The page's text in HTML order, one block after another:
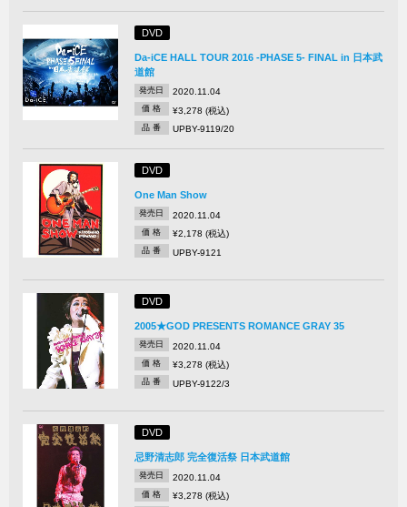
DVD
Da-iCE HALL TOUR 2016 -PHASE 5- FINAL in 日本武
道館
発売日 2020.11.04
価 格 ¥3,278 (税込)
品 番 UPBY-9119/20
DVD
One Man Show
発売日 2020.11.04
価 格 ¥2,178 (税込)
品 番 UPBY-9121
DVD
2005★GOD PRESENTS ROMANCE GRAY 35
発売日 2020.11.04
価 格 ¥3,278 (税込)
品 番 UPBY-9122/3
DVD
忌野清志郎 完全復活祭 日本武道館
発売日 2020.11.04
価 格 ¥3,278 (税込)